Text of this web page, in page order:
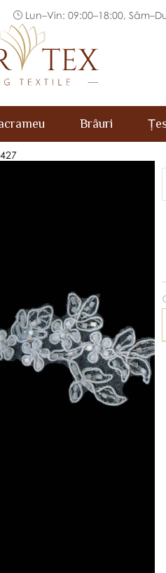
Lun–Vin: 09:00–18:00,
Brâuri